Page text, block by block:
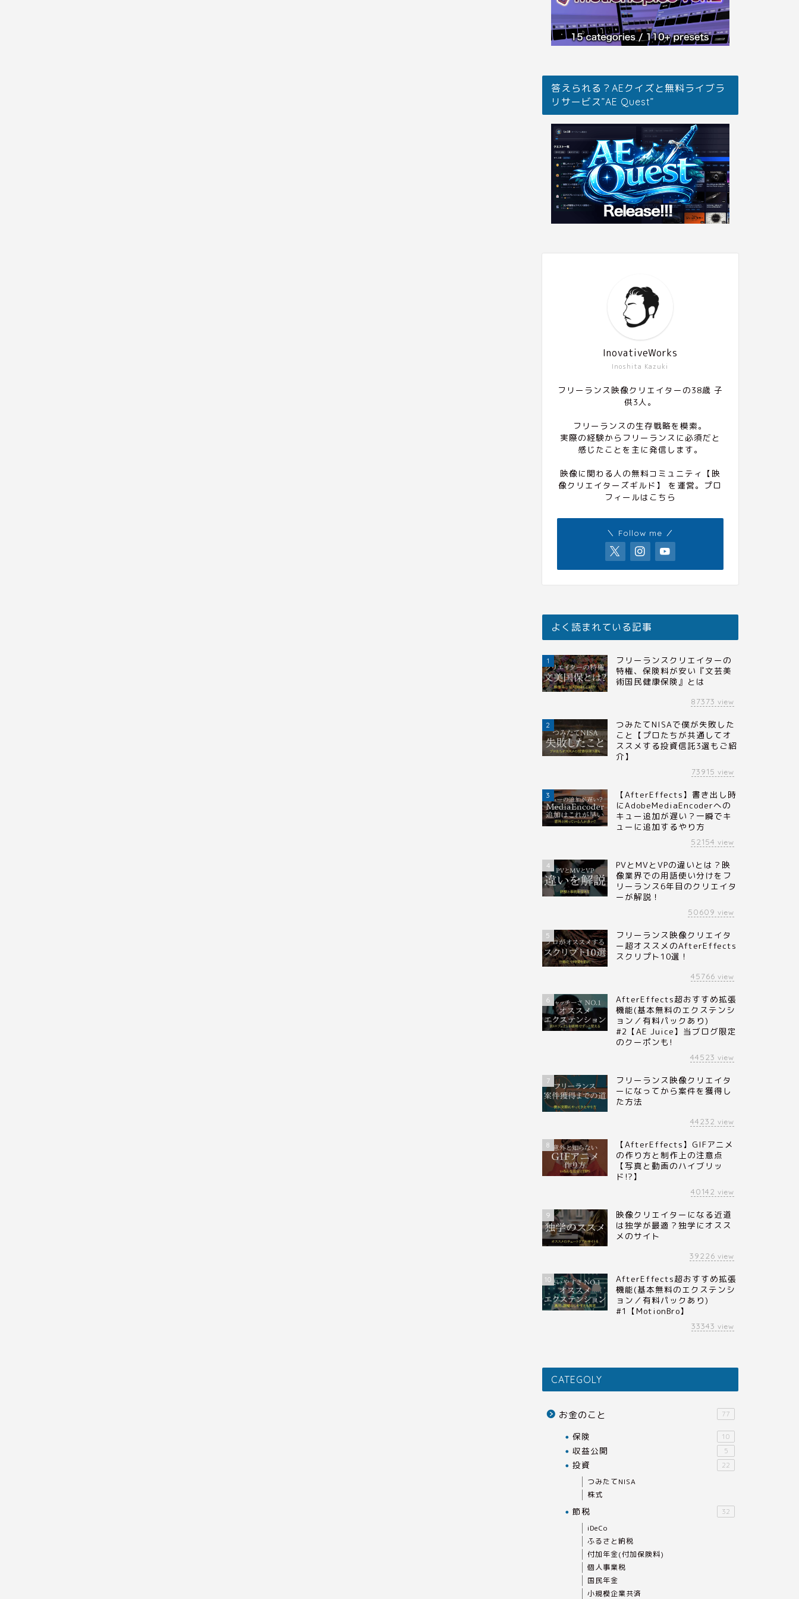
答えられる？AEクイズと無料ライブラ
リサービス”AE Quest”
Inoshita Kazuki
InovativeWorks
フリーランス映像クリエイターの38歳 子
供3人。
フリーランスの生存戦略を模索。
実際の経験からフリーランスに必須だと
感じたことを主に発信します。
映像に関わる人の無料コミュニティ
【映
像クリエイターズギルド】
を運営。プロ
フィールは こちら
＼ Follow me ／
よく読まれている記事
1
フリーランスクリエイターの
特権、保険料が安い『文芸美
術国民健康保険』とは
87373 view
2
つみたてNISAで僕が失敗した
こと【プロたちが共通してオ
ススメする投資信託3選もご紹
介】
73915 view
3
【AfterEffects】書き出し時
にAdobeMediaEncoderへの
キュー追加が遅い？一瞬でキ
ューに追加するやり方
52154 view
4
PVとMVとVPの違いとは？映
像業界での用語使い分けをフ
リーランス6年目のクリエイタ
ーが解説！
50609 view
5
フリーランス映像クリエイタ
ー超オススメのAfterEffects
スクリプト10選！
45766 view
6
AfterEffects超おすすめ拡張
機能(基本無料のエクステンシ
ョン／有料パックあり)
#2【AE Juice】当ブログ限定
のクーポンも!
44523 view
7
フリーランス映像クリエイタ
ーになってから案件を獲得し
た方法
44232 view
8
【AfterEffects】GIFアニメ
の作り方と制作上の注意点
【写真と動画のハイブリッ
ド!?】
40142 view
9
映像クリエイターになる近道
は独学が最適？独学にオスス
メのサイト
39226 view
10
AfterEffects超おすすめ拡張
機能(基本無料のエクステンシ
ョン／有料パックあり)
#1【MotionBro】
33343 view
CATEGOLY
お金のこと 77
保険 10
収益公開 5
投資 22
つみたてNISA
株式
節税 32
iDeCo
ふるさと納税
付加年金(付加保険料)
個人事業税
国民年金
小規模企業共済